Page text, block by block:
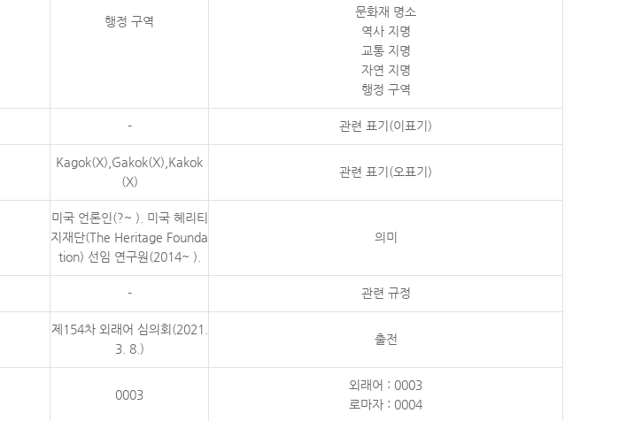
행정 구역
문화재 명소
역사 지명
교통 지명
자연 지명
행정 구역
- 관련 표기(이표기)
Kagok(X),Gakok(X),Kakok
(X)
관련 표기(오표기)
미국 언론인(?~ ). 미국 헤리티
지재단(The Heritage Founda
tion) 선임 연구원(2014~ ).
의미
- 관련 규정
제154차 외래어 심의회(2021.
3. 8.)
출전
0003
외래어 : 0003
로마자 : 0004